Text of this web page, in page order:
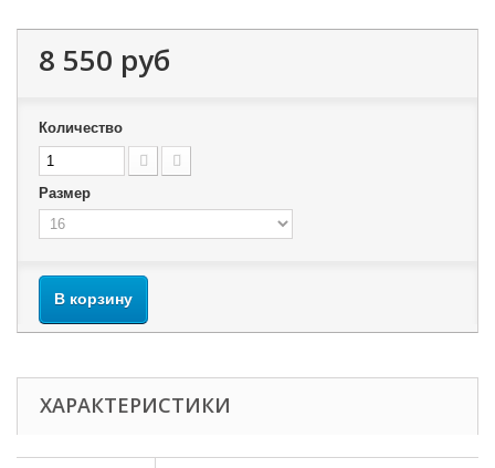
8 550 руб
Количество
Размер
В корзину
ХАРАКТЕРИСТИКИ